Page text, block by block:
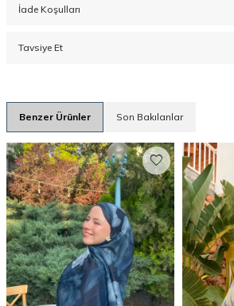
İade Koşulları
Tavsiye Et
Benzer Ürünler Son Bakılanlar